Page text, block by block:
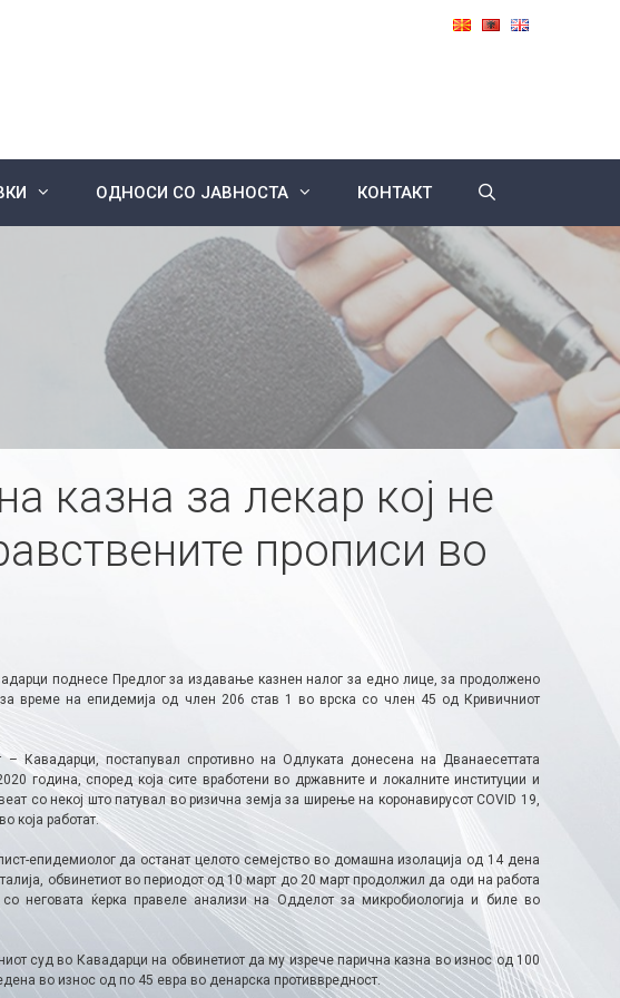
ОДНОСИ СО ЈАВНОСТА КОНТАКТ
казна за лекар кој не
прописи во
поднесе Предлог за издавање казнен налог за едно лице, за продолжено
време на епидемија од член 206 став 1 во врска со член 45 од Кривичниот
Кавадарци, постапувал спротивно на Одлуката донесена на Дванаесеттата
година, според која сите вработени во државните и локалните институции и
со некој што патувал во ризична земја за ширење на коронавирусот COVID 19,
која работат.
епидемиолог да останат целото семејство во домашна изолација од 14 дена
обвинетиот во периодот од 10 март до 20 март продолжил да оди на работа
неговата ќерка правеле анализи на Одделот за микробиологија и биле во
суд во Кавадарци на обвинетиот да му изрече парична казна во износ од 100
во износ од по 45 евра во денарска противвредност.